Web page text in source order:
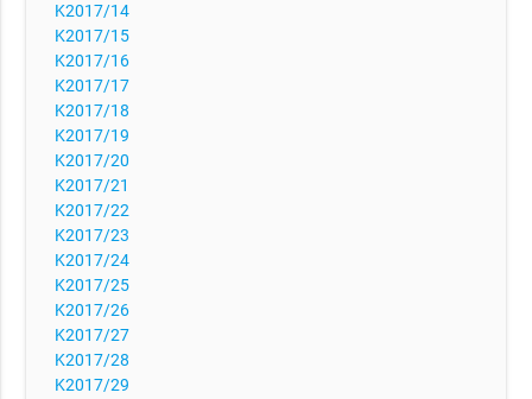
K2017/14
K2017/15
K2017/16
K2017/17
K2017/18
K2017/19
K2017/20
K2017/21
K2017/22
K2017/23
K2017/24
K2017/25
K2017/26
K2017/27
K2017/28
K2017/29